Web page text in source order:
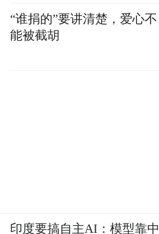
“谁捐的”要讲清楚，爱心不
能被截胡
印度要搞自主AI：模型靠中